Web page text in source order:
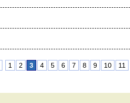
1 2 3 4 5 6 7 8 9 10 11